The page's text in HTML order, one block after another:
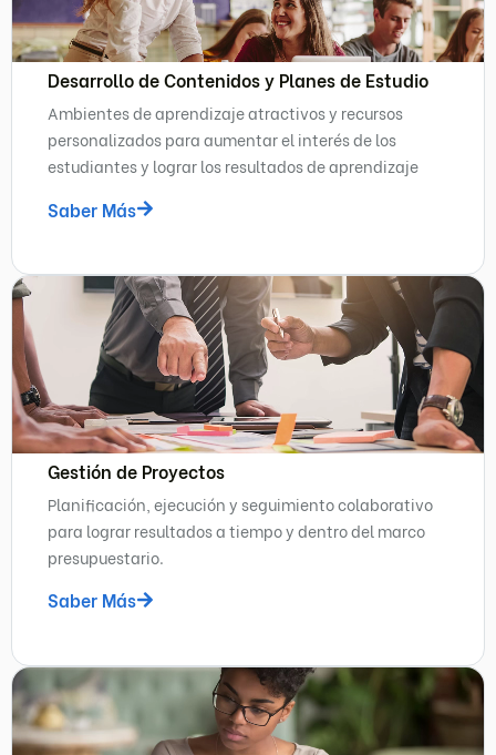
Desarrollo de Contenidos y Planes de Estudio
Ambientes de aprendizaje atractivos y recursos
personalizados para aumentar el interés de los
estudiantes y lograr los resultados de aprendizaje
Saber Más
Gestión de Proyectos
Planificación, ejecución y seguimiento colaborativo
para lograr resultados a tiempo y dentro del marco
presupuestario.
Saber Más